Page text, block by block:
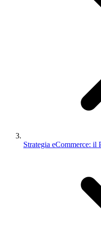
Strategia eCommerce: il